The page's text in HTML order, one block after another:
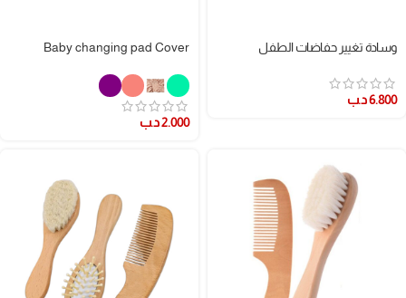
وسادة تغيير حفاضات الطفل
6.800د.ب
Baby changing pad Cover
2.000د.ب